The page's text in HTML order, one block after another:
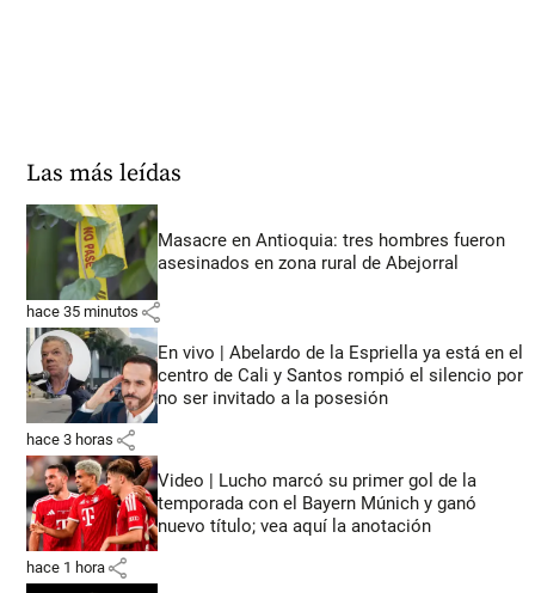
Las más leídas
Masacre en Antioquia: tres hombres fueron
asesinados en zona rural de Abejorral
hace 35 minutos share
En vivo | Abelardo de la Espriella ya está en el
centro de Cali y Santos rompió el silencio por
no ser invitado a la posesión
hace 3 horas share
Video | Lucho marcó su primer gol de la
temporada con el Bayern Múnich y ganó
nuevo título; vea aquí la anotación
hace 1 hora share